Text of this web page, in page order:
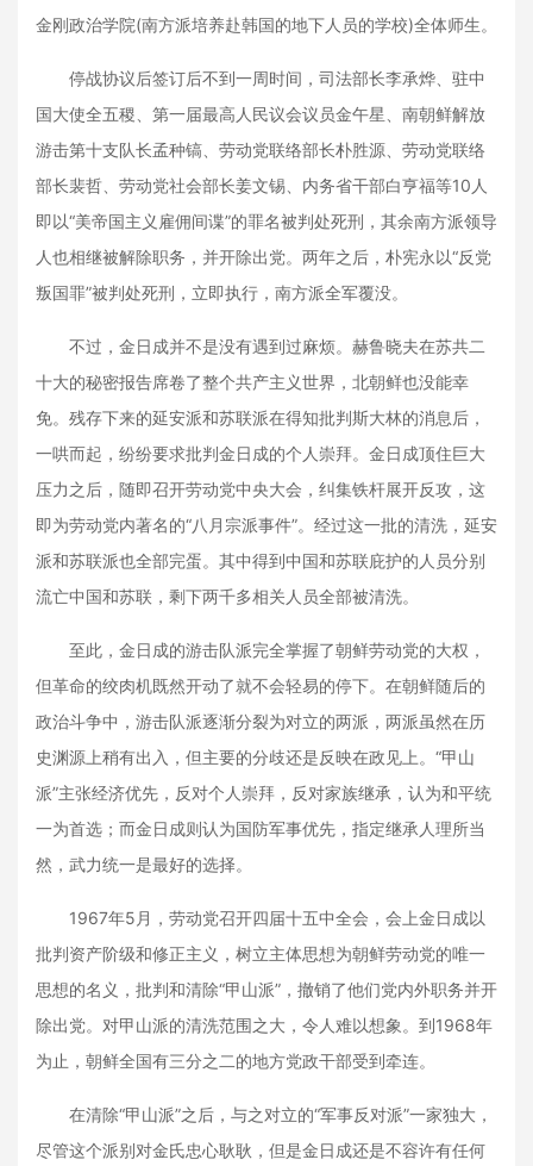
金刚政治学院(南方派培养赴韩国的地下人员的学校)全体师生。
停战协议后签订后不到一周时间，司法部长李承烨、驻中
国大使全五稷、第一届最高人民议会议员金午星、南朝鲜解放
游击第十支队长孟种镐、劳动党联络部长朴胜源、劳动党联络
部长裴哲、劳动党社会部长姜文锡、内务省干部白亨福等10人
即以“美帝国主义雇佣间谍”的罪名被判处死刑，其余南方派领导
人也相继被解除职务，并开除出党。两年之后，朴宪永以“反党
叛国罪”被判处死刑，立即执行，南方派全军覆没。
不过，金日成并不是没有遇到过麻烦。赫鲁晓夫在苏共二
十大的秘密报告席卷了整个共产主义世界，北朝鲜也没能幸
免。残存下来的延安派和苏联派在得知批判斯大林的消息后，
一哄而起，纷纷要求批判金日成的个人崇拜。金日成顶住巨大
压力之后，随即召开劳动党中央大会，纠集铁杆展开反攻，这
即为劳动党内著名的“八月宗派事件”。经过这一批的清洗，延安
派和苏联派也全部完蛋。其中得到中国和苏联庇护的人员分别
流亡中国和苏联，剩下两千多相关人员全部被清洗。
至此，金日成的游击队派完全掌握了朝鲜劳动党的大权，
但革命的绞肉机既然开动了就不会轻易的停下。在朝鲜随后的
政治斗争中，游击队派逐渐分裂为对立的两派，两派虽然在历
史渊源上稍有出入，但主要的分歧还是反映在政见上。“甲山
派”主张经济优先，反对个人崇拜，反对家族继承，认为和平统
一为首选；而金日成则认为国防军事优先，指定继承人理所当
然，武力统一是最好的选择。
1967年5月，劳动党召开四届十五中全会，会上金日成以
批判资产阶级和修正主义，树立主体思想为朝鲜劳动党的唯一
思想的名义，批判和清除“甲山派”，撤销了他们党内外职务并开
除出党。对甲山派的清洗范围之大，令人难以想象。到1968年
为止，朝鲜全国有三分之二的地方党政干部受到牵连。
在清除“甲山派”之后，与之对立的“军事反对派”一家独大，
尽管这个派别对金氏忠心耿耿，但是金日成还是不容许有任何